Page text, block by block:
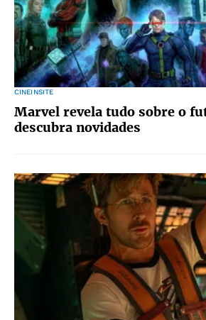
CINEINSITE
Marvel revela tudo sobre o
descubra novidades